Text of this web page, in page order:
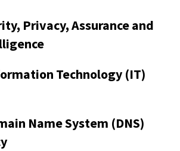
Privacy, Assurance and
Technology (IT)
Name System (DNS)